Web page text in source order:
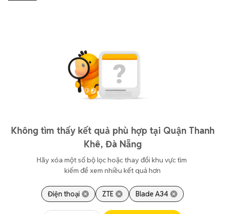
Không tìm thấy kết quả phù hợp tại Quận Thanh
Khê, Đà Nẵng
Hãy xóa một số bộ lọc hoặc thay đổi khu vực tìm
kiếm để xem nhiều kết quả hơn
Điện thoại ZTE Blade A34